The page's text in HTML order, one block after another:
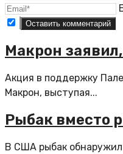
Макрон
Акция в поддержку
Макрон, выступая...
Рыбак вместо
В США рыбак обнаружил